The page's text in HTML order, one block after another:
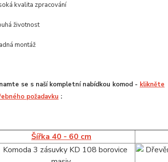
kvalita zpracování
životnost
montáž
se s naší kompletní nabídkou komod - klikněte
požadavku :
Šířka 40 - 60 cm